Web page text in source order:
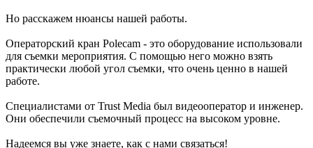
Но расскажем нюансы нашей работы.
Операторский кран Polecam - это оборудование использовали
для съемки мероприятия. С помощью него можно взять
практически любой угол съемки, что очень ценно в нашей
работе.
Специалистами от Trust Media был видеооператор и инженер.
Они обеспечили съемочный процесс на высоком уровне.
Надеемся вы уже знаете, как с нами связаться!